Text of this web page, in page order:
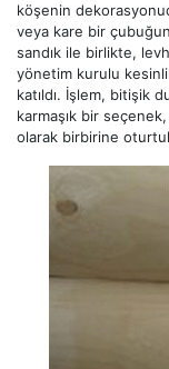
köşenin
veya kare bir
sandık ile birlikte,
yönetim kurulu
katıldı. İşlem, bitişik
karmaşık bir
olarak birbirine